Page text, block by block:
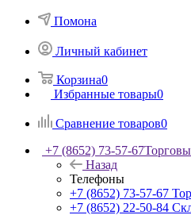
Помона
Личный кабинет
Корзина0
Избранные товары0
Сравнение товаров0
+7 (8652) 73-57-67
Назад
Телефоны
+7 (8652) 73-57-67
+7 (8652) 22-50-84